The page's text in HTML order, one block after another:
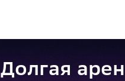
Долгая